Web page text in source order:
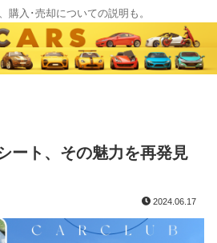
購入･売却についての説明も。
ート、その魅力を再発見
2024.06.17